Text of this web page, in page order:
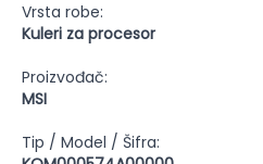
Vrsta robe:
Kuleri za procesor
Proizvođač:
MSI
Tip / Model / Šifra: